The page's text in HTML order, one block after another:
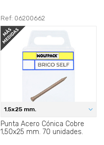
Ref: 06200662
1.5x25 mm.
Punta Acero Cónica Cobre
1,50x25 mm. 70 unidades.